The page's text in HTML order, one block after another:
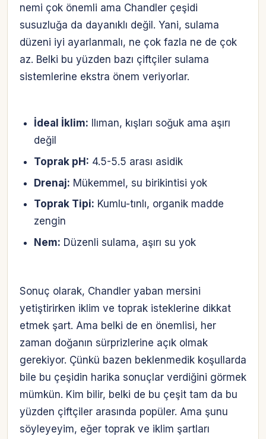
nemi çok önemli ama Chandler çeşidi
susuzluğa da dayanıklı değil. Yani, sulama
düzeni iyi ayarlanmalı, ne çok fazla ne de çok
az. Belki bu yüzden bazı çiftçiler sulama
sistemlerine ekstra önem veriyorlar.
İdeal İklim: Ilıman, kışları soğuk ama aşırı
değil
Toprak pH: 4.5-5.5 arası asidik
Drenaj: Mükemmel, su birikintisi yok
Toprak Tipi: Kumlu-tınlı, organik madde
zengin
Nem: Düzenli sulama, aşırı su yok
Sonuç olarak, Chandler yaban mersini
yetiştirirken iklim ve toprak isteklerine dikkat
etmek şart. Ama belki de en önemlisi, her
zaman doğanın sürprizlerine açık olmak
gerekiyor. Çünkü bazen beklenmedik koşullarda
bile bu çeşidin harika sonuçlar verdiğini görmek
mümkün. Kim bilir, belki de bu çeşit tam da bu
yüzden çiftçiler arasında popüler. Ama şunu
söyleyeyim, eğer toprak ve iklim şartları